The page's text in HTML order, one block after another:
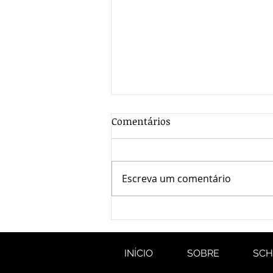
Goiânia
Comentários
Escreva um comentário
INÍCIO SOBRE